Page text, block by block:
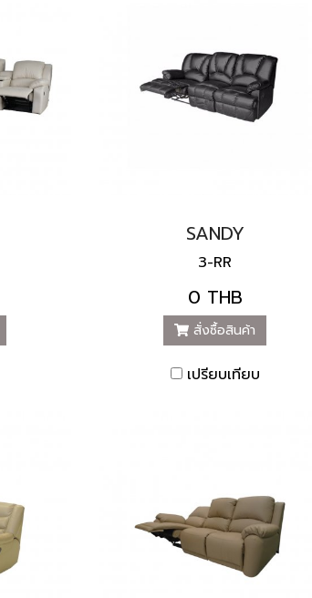
SANDY
3-RR
0 THB
สั่งซื้อสินค้า
เปรียบเทียบ